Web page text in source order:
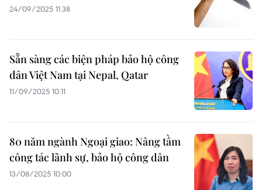
24/09/2025 11:38
Sẵn sàng các biện pháp bảo hộ công
dân Việt Nam tại Nepal, Qatar
11/09/2025 10:11
80 năm ngành Ngoại giao: Nâng tầm
công tác lãnh sự, bảo hộ công dân
13/08/2025 10:00